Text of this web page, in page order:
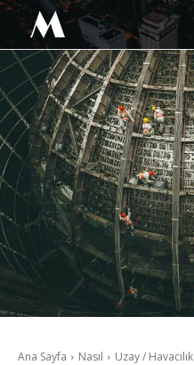
M
Ana Sayfa Nasıl Uzay / Havacılık